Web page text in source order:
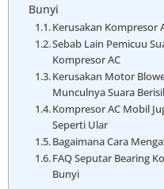
Bunyi
Kerusakan Kompresor
Sebab Lain Pemicuu
Kompresor AC
Kerusakan Motor
Munculnya Suara
Kompresor AC Mobil
Seperti Ular
Bagaimana Cara
FAQ Seputar Bearing
Bunyi